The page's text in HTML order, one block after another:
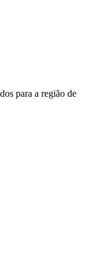
para a região de